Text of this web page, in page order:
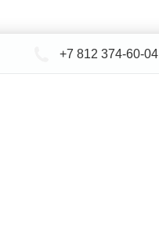
+7 812 374-60-04